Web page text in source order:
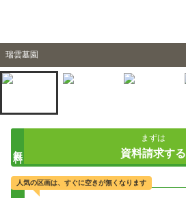
瑞雲墓園
まずは
資料請求する
人気の区画は、すぐに空きが無くなります